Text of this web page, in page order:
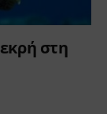
στη